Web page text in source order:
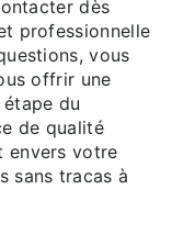
dès
professionnelle
vous
offrir une
du
de qualité
envers votre
sans tracas à